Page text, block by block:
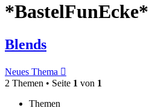
*BastelFunEcke*
Blends
Neues Thema
2 Themen • Seite 1 von 1
Themen